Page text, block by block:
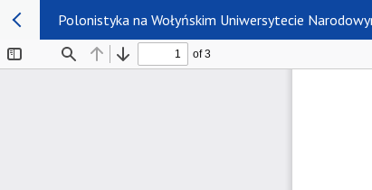
Polonistyka na Wołyńskim Uniwersytecie